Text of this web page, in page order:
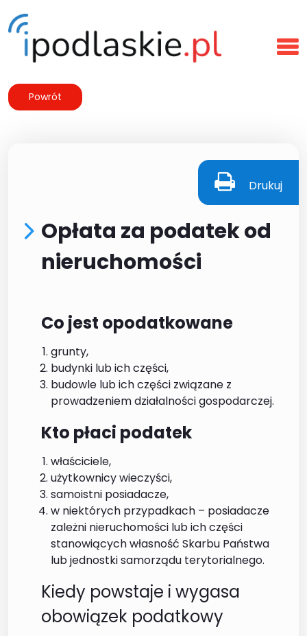
Powrót
Drukuj
Opłata za podatek od
nieruchomości
Co jest opodatkowane
grunty,
budynki lub ich części,
budowle lub ich części związane z
prowadzeniem działalności gospodarczej.
Kto płaci podatek
właściciele,
użytkownicy wieczyści,
samoistni posiadacze,
w niektórych przypadkach – posiadacze
zależni nieruchomości lub ich części
stanowiących własność Skarbu Państwa
lub jednostki samorządu terytorialnego.
Kiedy powstaje i wygasa
obowiązek podatkowy